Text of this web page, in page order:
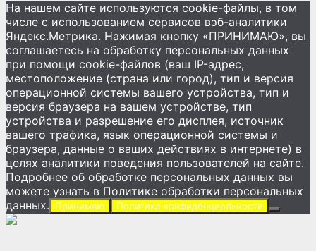
На нашем сайте используются cookie-файлы, в том
числе с использованием сервисов вэб-аналитики
Яндекс.Метрика. Нажимая кнопку «ПРИНИМАЮ», вы
соглашаетесь на обработку персональных данных
при помощи cookie-файлов (ваш IP-адрес,
местоположение (страна или город), тип и версия
операционной системы вашего устройства, тип и
версия браузера на вашем устройстве, тип
устройства и разрешение его дисплея, источник
вашего трафика, язык операционной системы и
браузера, данные о ваших действиях в интернете) в
целях аналитики поведения пользователей на сайте.
Подробнее об обработке персональных данных вы
можете узнать в Политике обработки персональных
данных.
Принимаю Политика конфиденциальности